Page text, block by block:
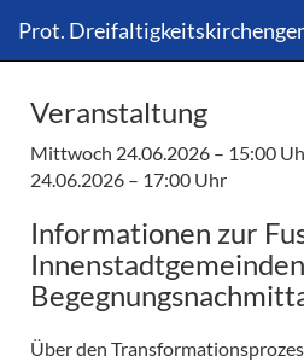
zum
Inhalt
Prot.
zum
Inhalt
Veranstaltung
Mittwoch 24.06.2026 – 15:00
24.06.2026 – 17:00 Uhr
Informationen zur
Über den